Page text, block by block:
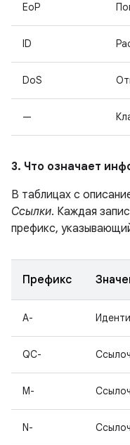
EoP
ID
DoS
—
3. Что означает
В таблицах с
Ссылки. Каждая
префикс,
Префикс
A-
QC-
M-
N-